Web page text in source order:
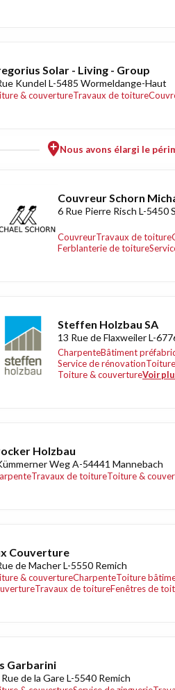
Solar - Living - Group
Kundel L-5485 Wormeldange-Haut
& couvertureTravaux de toiture
Nous avons élargi le
Couvreur Schorn
6 Rue Pierre Risch L-5450
CouvreurTravaux de toiture
Ferblanterie de toiture
Steffen Holzbau SA
13 Rue de Flaxweiler L-
CharpenteBâtiment
Service de rénovation
Toiture & couvertureVoir
Holzbau
Weg A-54441 Mannebach
Travaux de toitureToiture &
Couverture
de Macher L-5550 Remich
& couvertureCharpenteToiture
Travaux de toitureFenêtres de toit
Garbarini
de la Gare L-5540 Remich